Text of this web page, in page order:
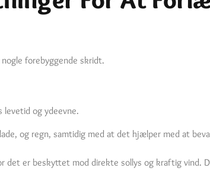
forebyggende skridt.
og ydeevne.
og regn, samtidig med at det hjælper med at
det er beskyttet mod direkte sollys og kraftig vind.